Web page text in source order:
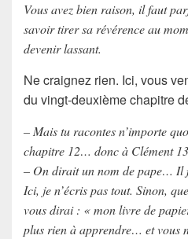
Vous avez bien raison, il faut
savoir tirer sa révérence au
devenir lassant.
Ne craignez rien. Ici, vous
du vingt-deuxième chapitre
– Mais tu racontes n’importe
chapitre 12… donc à Clément
– On dirait un nom de pape… Il
Ici, je n’écris pas tout. Sinon,
vous dirai : « mon livre de
plus rien à apprendre… et vous